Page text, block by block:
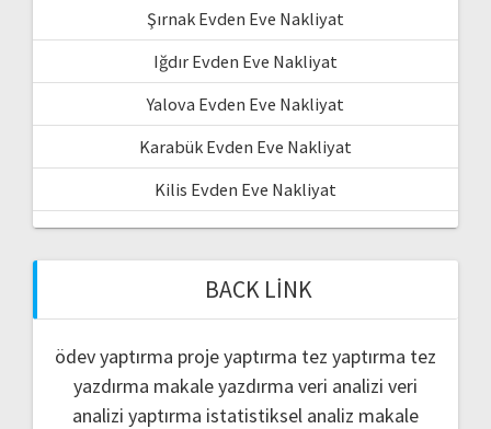
Şırnak Evden Eve Nakliyat
Iğdır Evden Eve Nakliyat
Yalova Evden Eve Nakliyat
Karabük Evden Eve Nakliyat
Kilis Evden Eve Nakliyat
BACK LINK
ödev yaptırma proje yaptırma tez yaptırma tez
yazdırma makale yazdırma veri analizi veri
analizi yaptırma istatistiksel analiz makale